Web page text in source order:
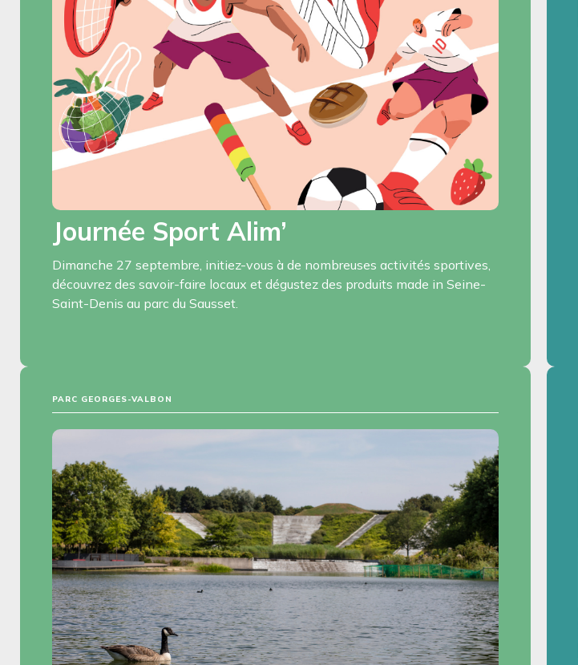
Journée Sport Alim’
Dimanche 27 septembre, initiez-vous à de nombreuses activités sportives,
découvrez des savoir-faire locaux et dégustez des produits made in Seine-
Saint-Denis au parc du Sausset.
PARC GEORGES-VALBON